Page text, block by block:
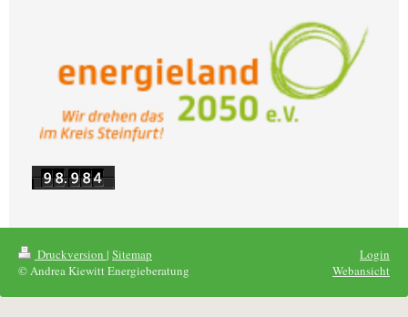
Druckversion | Sitemap
© Andrea Kiewitt Energieberatung
Login
Webansicht